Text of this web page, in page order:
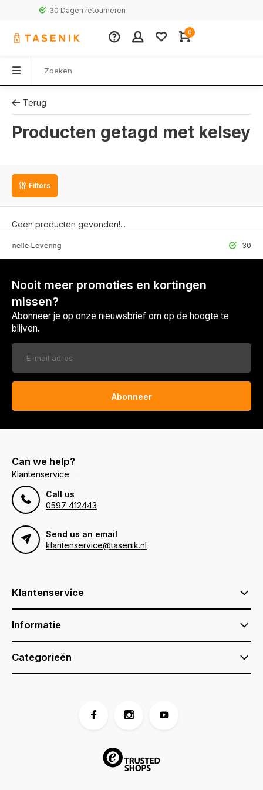
30 Dagen retourneren
0
Terug
Producten getagd met kelsey
Filters
Geen producten gevonden!...
Levering 30 Dagen
Nooit meer promoties en kortingen
missen?
Abonneer je op onze nieuwsbrief om op de hoogte te
blijven.
Abonneer
Can we help?
Klantenservice:
Call us
0597 412443
Send us an email
klantenservice@tasenik.nl
Klantenservice
Informatie
Categorieën